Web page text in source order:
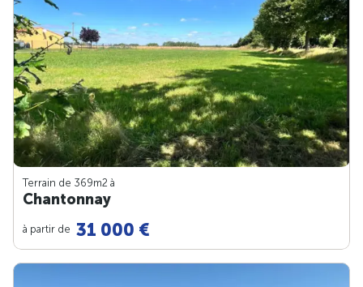
Terrain de 369m2 à
Chantonnay
à partir de 31 000 €